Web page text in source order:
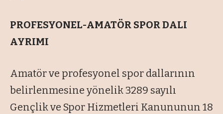
PROFESYONEL-AMATÖR SPOR DALI
AYRIMI
Amatör ve profesyonel spor dallarının
belirlenmesine yönelik 3289 sayılı
Gençlik ve Spor Hizmetleri Kanununun 18